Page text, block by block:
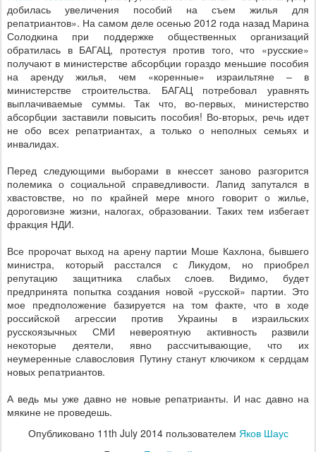
добилась увеличения пособий на съем жилья для
репатриантов». На самом деле осенью 2012 года назад Марина
Солодкина при поддержке общественных организаций
обратилась в БАГАЦ, протестуя против того, что «русские»
получают в министерстве абсорбции гораздо меньшие пособия
на аренду жилья, чем «коренные» израильтяне – в
министерстве строительства. БАГАЦ потребовал уравнять
выплачиваемые суммы. Так что, во-первых, министерство
абсорбции заставили повысить пособия! Во-вторых, речь идет
не обо всех репатриантах, а только о неполных семьях и
инвалидах.
Перед следующими выборами в кнессет заново разгорится
полемика о социальной справедливости. Лапид запутался в
хвастовстве, но по крайней мере много говорит о жилье,
дороговизне жизни, налогах, образовании. Таких тем избегает
фракция НДИ.
Все пророчат выход на арену партии Моше Кахлона, бывшего
министра, который расстался с Ликудом, но приобрел
репутацию защитника слабых слоев. Видимо, будет
предпринята попытка создания новой «русской» партии. Это
мое предположение базируется на том факте, что в ходе
российской агрессии против Украины в израильских
русскоязычных СМИ невероятную активность развили
некоторые деятели, явно рассчитывающие, что их
неумеренные славословия Путину станут ключиком к сердцам
новых репатриантов.
А ведь мы уже давно не новые репатрианты. И нас давно на
мякине не проведешь.
Опубликовано 11th July 2014пользователем Яков Шаус